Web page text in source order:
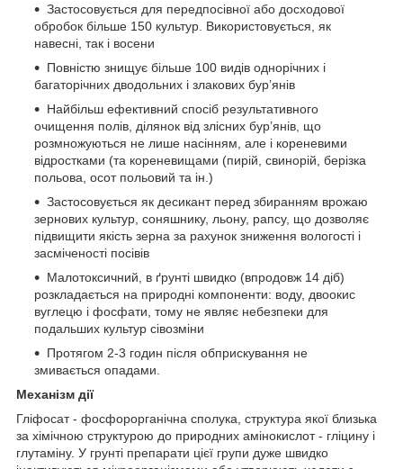
Застосовується для передпосівної або досходової
обробок більше 150 культур. Використовується, як
навесні, так і восени
Повністю знищує більше 100 видів однорічних і
багаторічних дводольних і злакових бур’янів
Найбільш ефективний спосіб результативного
очищення полів, ділянок від злісних бур’янів, що
розмножуються не лише насінням, але і кореневими
відростками (та кореневищами (пирій, свинорій, берізка
польова, осот польовий та ін.)
Застосовується як десикант перед збиранням врожаю
зернових культур, соняшнику, льону, рапсу, що дозволяє
підвищити якість зерна за рахунок зниження вологості і
засміченості посівів
Малотоксичний, в ґрунті швидко (впродовж 14 діб)
розкладається на природні компоненти: воду, двоокис
вуглецю і фосфати, тому не являє небезпеки для
подальших культур сівозміни
Протягом 2-3 годин після обприскування не
змивається опадами.
Механізм дії
Гліфосат - фосфорорганічна сполука, структура якої близька
за хімічною структурою до природних амінокислот - гліцину і
глутаміну. У грунті препарати цієї групи дуже швидко